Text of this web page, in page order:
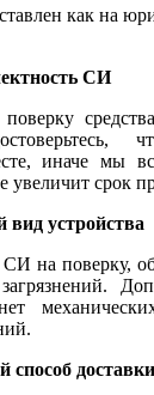
как на
СИ
иначе мы
увеличит срок
устройства
на поверку,
способ